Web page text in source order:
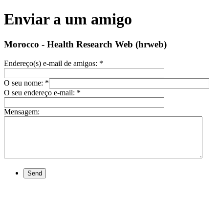
Enviar a um amigo
Morocco - Health Research Web (hrweb)
Endereço(s) e-mail de amigos: *
O seu nome: *
O seu endereço e-mail: *
Mensagem:
Send